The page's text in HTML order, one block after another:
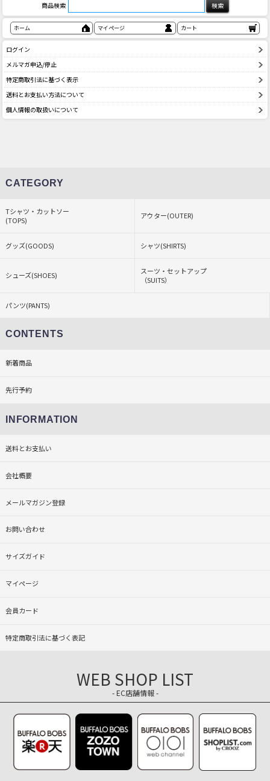
商品検索
ホーム マイページ カート
ログイン
メルマガ申込/停止
特定商取引法に基づく表示
送料とお支払い方法について
個人情報の取扱いについて
CATEGORY
Tシャツ・カットソー
(TOPS)
アウター(OUTER)
グッズ(GOODS) シャツ(SHIRTS)
シューズ(SHOES)
スーツ・セットアップ
（SUITS）
パンツ(PANTS)
CONTENTS
新着商品
先行予約
INFORMATION
送料とお支払い
会社概要
メールマガジン登録
お問い合わせ
サイズガイド
マイページ
会員カード
特定商取引法に基づく表記
WEB SHOP LIST
- EC店舗情報 -